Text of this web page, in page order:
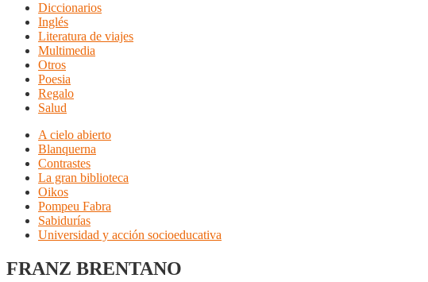
Diccionarios
Inglés
Literatura de viajes
Multimedia
Otros
Poesia
Regalo
Salud
A cielo abierto
Blanquerna
Contrastes
La gran biblioteca
Oikos
Pompeu Fabra
Sabidurías
Universidad y acción socioeducativa
FRANZ BRENTANO